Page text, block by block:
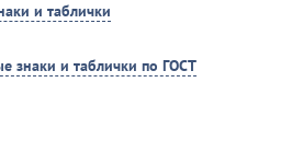
и таблички
знаки и таблички по ГОСТ